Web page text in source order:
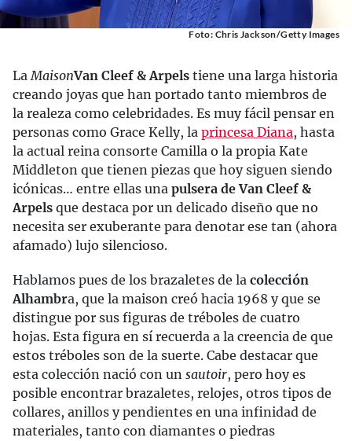
Foto: Chris Jackson/Getty Images
LaMaisonVan Cleef & Arpels tiene una larga historia
creando joyas que han portado tanto miembros de
la realeza como celebridades. Es muy fácil pensar en
personas como Grace Kelly, la princesa Diana, hasta
la actual reina consorte Camilla o la propia Kate
Middleton que tienen piezas que hoy siguen siendo
icónicas… entre ellas una pulsera de Van Cleef &
Arpels que destaca por un delicado diseño que no
necesita ser exuberante para denotar ese tan (ahora
afamado) lujo silencioso.
Hablamos pues de los brazaletes de la colección
Alhambra, que la maison creó hacia 1968 y que se
distingue por sus figuras de tréboles de cuatro
hojas. Esta figura en sí recuerda a la creencia de que
estos tréboles son de la suerte. Cabe destacar que
esta colección nació con un sautoir, pero hoy es
posible encontrar brazaletes, relojes, otros tipos de
collares, anillos y pendientes en una infinidad de
materiales, tanto con diamantes o piedras